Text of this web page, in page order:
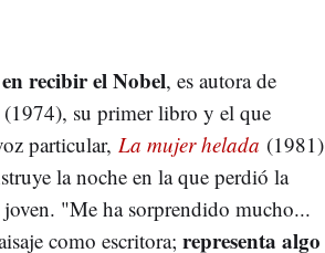
recibir el Nobel, es autora de
(1974), su primer libro y el que
particular, La mujer helada (1981)
la noche en la que perdió la
"Me ha sorprendido mucho...
como escritora; representa algo